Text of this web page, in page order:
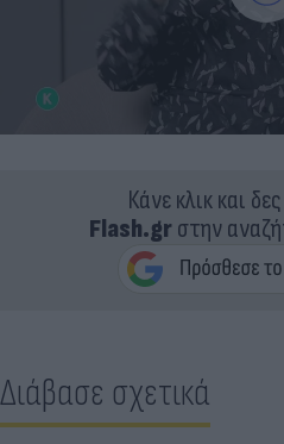
Κάνε κλικ και
Flash.grστην
Διάβασε σχετικά